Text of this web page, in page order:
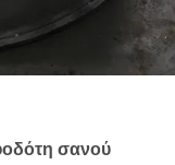
σανού